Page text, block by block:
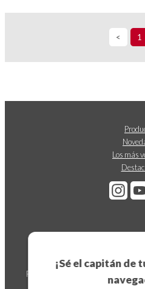
¡Sé el capitán de
< 1
Los más
Puedes darte de baja en cualquier
información de